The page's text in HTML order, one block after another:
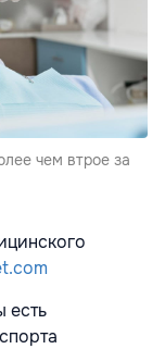
чем втрое за
есть